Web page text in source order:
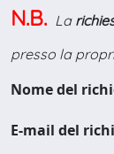
N.B. La
presso la
Nome del
E-mail del